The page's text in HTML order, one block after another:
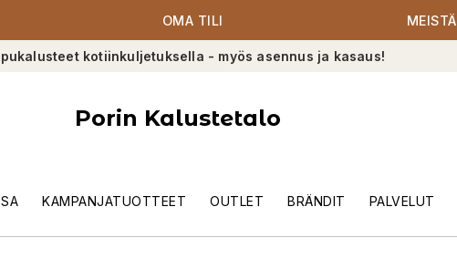
OMA TILI MEISTÄ
kotiinkuljetuksella - myös asennus ja kasaus!
Porin Kalustetalo
KAMPANJATUOTTEET OUTLET BRÄNDIT PALVELUT